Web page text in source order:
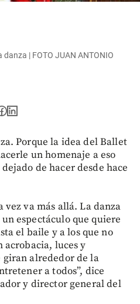
| FOTO JUAN ANTONIO
Porque la idea del Ballet
un homenaje a eso
de hacer desde hace
vez va más allá. La danza
espectáculo que quiere
el baile y a los que no
acrobacia, luces y
giran alrededor de la
a todos”, dice
y director general del